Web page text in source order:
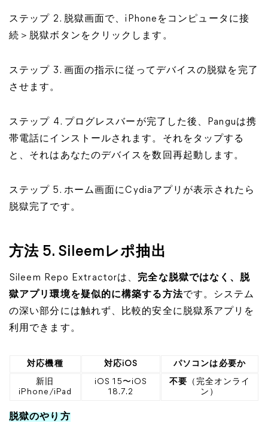
ステップ 2. 脱獄画面で、iPhoneをコンピュータに接
続＞脱獄ボタンをクリックします。
ステップ 3. 画面の指示に従ってデバイスの脱獄を完了
させます。
ステップ 4. プログレスバーが完了した後、Panguは携
帯電話にインストールされます。それをタップする
と、それはあなたのデバイスを数回再起動します。
ステップ 5. ホーム画面にCydiaアプリが表示されたら
脱獄完了です。
方法 5. Sileemレポ抽出
Sileem Repo Extractorは、 完全な脱獄ではなく、脱
獄アプリ環境を疑似的に構築する方法です。システム
の深い部分には触れず、比較的安全に脱獄系アプリを
利用できます。
対応機種 対応iOS
パソコンは必要か
新旧
iPhone/iPad
iOS 15〜iOS
18.7.2
不要 （完全オンライ
ン）
脱獄のやり方